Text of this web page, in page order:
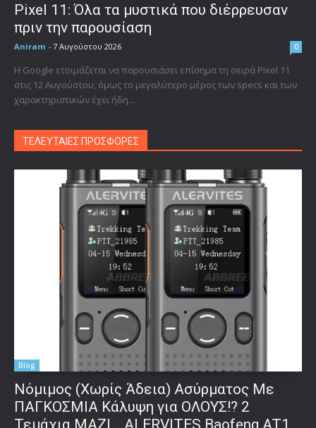
Pixel 11: Όλα τα μυστικά που διέρρευσαν
πριν την παρουσίαση
Aniram - 7 Αυγούστου 2026 0
Η Google ετοιμάζεται να παρουσιάσει επίσημα τη σειρά Pixel 11
στις 12 Αυγούστου, όμως το μεγαλύτερο μέρος των specs και των
χαρακτηριστικών έχει ήδη...
ΤΕΛΕΥΤΑΙΕΣ ΠΡΟΣΦΟΡΕΣ
Blog
Νόμιμος (Χωρίς Άδεια) Ασύρματος Με
ΠΑΓΚΟΣΜΙΑ Κάλυψη για ΟΛΟΥΣ!? 2
Τεμάχια ΜΑΖΙ… ALERVITES Baofeng AT1